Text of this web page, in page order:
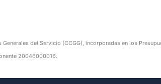
del Servicio (CCGG), incorporadas en los
20046000016.